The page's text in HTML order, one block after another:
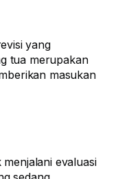
yang
tua merupakan
masukan
evaluasi